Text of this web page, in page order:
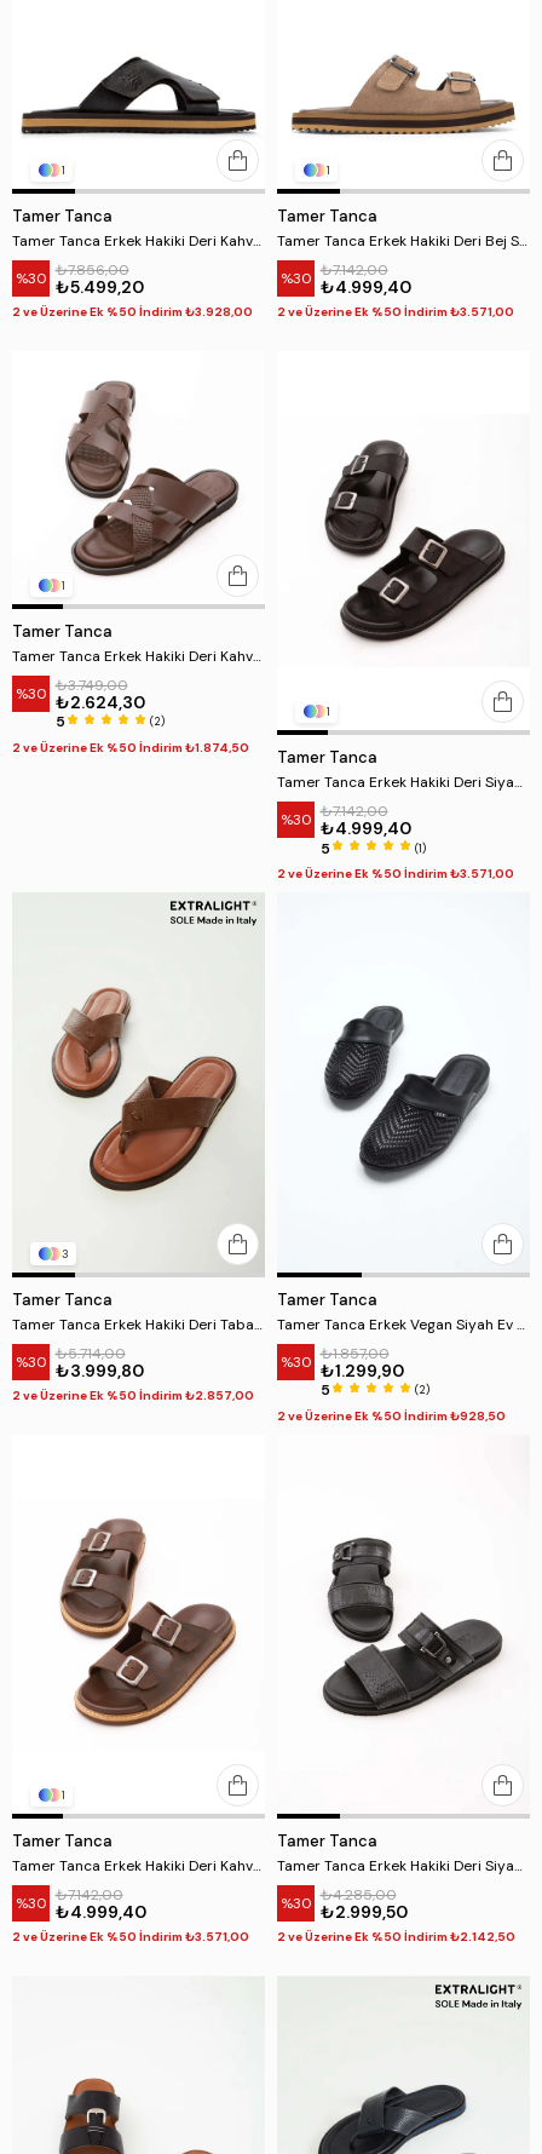
1
Tamer Tanca
Tamer Tanca Erkek Hakiki Deri Kahverengi Düz Terlik
%30 ₺5.499,20
₺7.856,00
2 ve Üzerine Ek %50 İndirim ₺3.928,00
1
Tamer Tanca
Tamer Tanca Erkek Hakiki Deri Bej Süet Düz Terlik
%30 ₺4.999,40
₺7.142,00
2 ve Üzerine Ek %50 İndirim ₺3.571,00
1
Tamer Tanca
Tamer Tanca Erkek Hakiki Deri Kahverengi Günlük Terlik
%30
5
(2)
₺2.624,30
₺3.749,00
2 ve Üzerine Ek %50 İndirim ₺1.874,50
1
Tamer Tanca
Tamer Tanca Erkek Hakiki Deri Siyah Günlük Terlik
%30
5
(1)
₺4.999,40
₺7.142,00
2 ve Üzerine Ek %50 İndirim ₺3.571,00
3
Tamer Tanca
Tamer Tanca Erkek Hakiki Deri Taba Floter Parmak Arası Terlik
%30 ₺3.999,80
₺5.714,00
2 ve Üzerine Ek %50 İndirim ₺2.857,00
Tamer Tanca
Tamer Tanca Erkek Vegan Siyah Ev Terliği Terlik
%30
5
(2)
₺1.299,90
₺1.857,00
2 ve Üzerine Ek %50 İndirim ₺928,50
1
Tamer Tanca
Tamer Tanca Erkek Hakiki Deri Kahverengi Günlük Terlik
%30 ₺4.999,40
₺7.142,00
2 ve Üzerine Ek %50 İndirim ₺3.571,00
Tamer Tanca
Tamer Tanca Erkek Hakiki Deri Siyah Günlük Terlik
%30 ₺2.999,50
₺4.285,00
2 ve Üzerine Ek %50 İndirim ₺2.142,50